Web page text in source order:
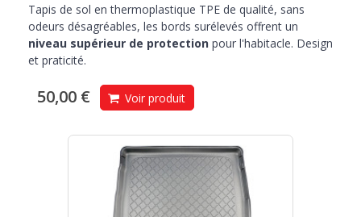
Tapis de sol en thermoplastique TPE de qualité, sans
odeurs désagréables, les bords surélevés offrent un
niveau supérieur de protection pour l'habitacle. Design
et praticité.
50,00 € Voir produit